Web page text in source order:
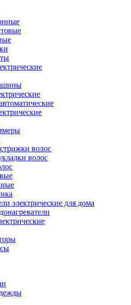
волос
волос
электрические для дома